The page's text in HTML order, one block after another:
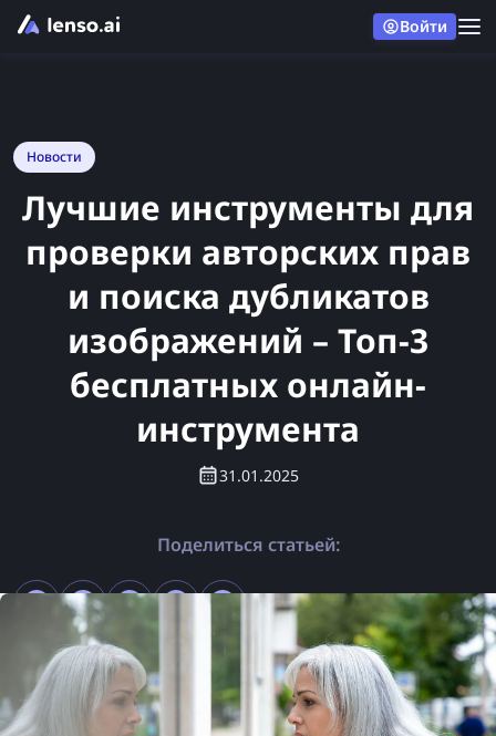
Войти
Новости
Лучшие инструменты для
проверки авторских прав
и поиска дубликатов
изображений – Топ-3
бесплатных онлайн-
инструмента
31.01.2025
Поделиться статьей: